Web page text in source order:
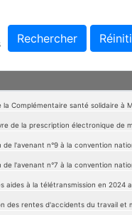
Rechercher
la Complémentaire santé solidaire à
de la prescription électronique de
de l'avenant n°9 à la convention
de l'avenant n°7 à la convention
aides à la télétransmission en 2024
des rentes d'accidents du travail et